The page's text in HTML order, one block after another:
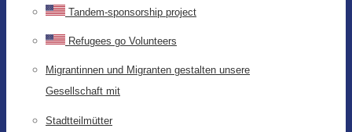
Tandem-sponsorship project
Refugees go Volunteers
Migrantinnen und Migranten gestalten unsere
Gesellschaft mit
Stadtteilmütter